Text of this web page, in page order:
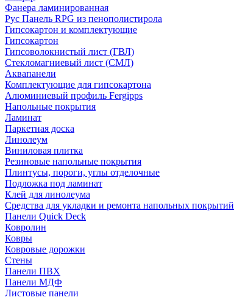
Фанера ламинированная
Рус Панель RPG из пенополистирола
Гипсокартон и комплектующие
Гипсокартон
Гипсоволокнистый лист (ГВЛ)
Стекломагниевый лист (СМЛ)
Аквапанели
Комплектующие для гипсокартона
Алюминиевый профиль Fergipps
Напольные покрытия
Ламинат
Паркетная доска
Линолеум
Виниловая плитка
Резиновые напольные покрытия
Плинтусы, пороги, углы отделочные
Подложка под ламинат
Клей для линолеума
Средства для укладки и ремонта напольных покрытий
Панели Quick Deck
Ковролин
Ковры
Ковровые дорожки
Стены
Панели ПВХ
Панели МДФ
Листовые панели